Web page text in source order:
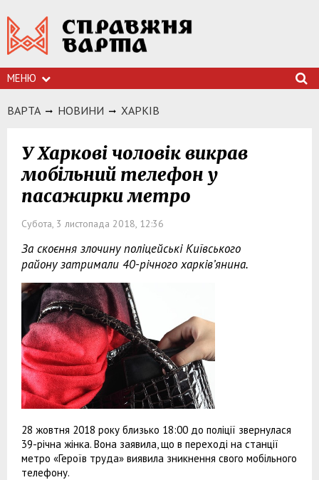
МЕНЮ
ВАРТА НОВИНИ ХАРКIВ
У Харкові чоловік викрав
мобільний телефон у
пасажирки метро
Субота, 3 листопада 2018, 12:36
За скоєння злочину поліцейські Київського
району затримали 40-річного харків’янина.
28 жовтня 2018 року близько 18:00 до поліції звернулася
39-річна жінка. Вона заявила, що в переході на станції
метро «Героїв труда» виявила зникнення свого мобільного
телефону.